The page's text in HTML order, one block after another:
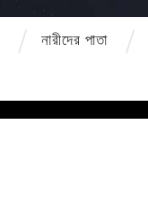
নারীদের পাতা